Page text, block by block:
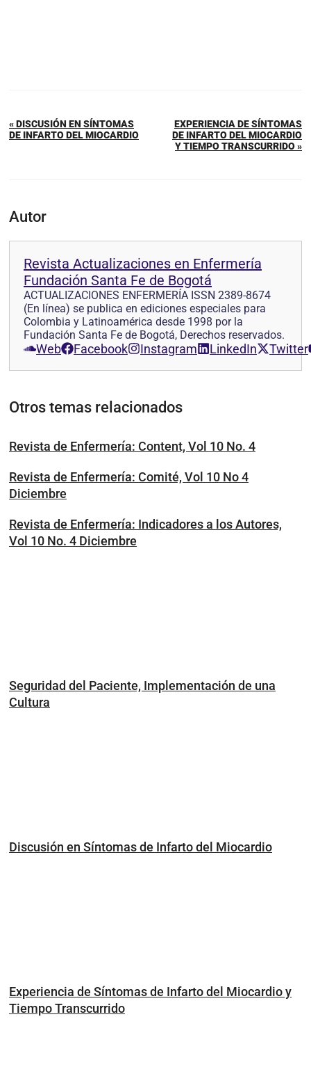
« DISCUSIÓN EN SÍNTOMAS
DE INFARTO DEL MIOCARDIO
EXPERIENCIA DE SÍNTOMAS
DE INFARTO DEL MIOCARDIO
Y TIEMPO TRANSCURRIDO »
Autor
Revista Actualizaciones en Enfermería
Fundación Santa Fe de Bogotá
ACTUALIZACIONES ENFERMERÍA ISSN 2389-8674
(En línea) se publica en ediciones especiales para
Colombia y Latinoamérica desde 1998 por la
Fundación Santa Fe de Bogotá, Derechos reservados.
Web Facebook Instagram LinkedIn Twitter
Otros temas relacionados
Revista de Enfermería: Content, Vol 10 No. 4
Revista de Enfermería: Comité, Vol 10 No 4
Diciembre
Revista de Enfermería: Indicadores a los Autores,
Vol 10 No. 4 Diciembre
Seguridad del Paciente, Implementación de una
Cultura
Discusión en Síntomas de Infarto del Miocardio
Experiencia de Síntomas de Infarto del Miocardio y
Tiempo Transcurrido